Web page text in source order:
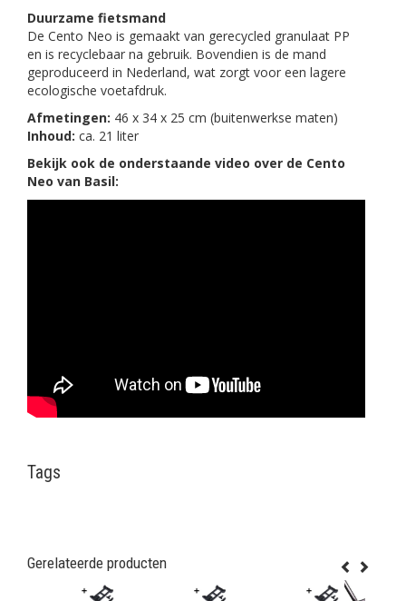
Duurzame fietsmand
De Cento Neo is gemaakt van gerecycled granulaat PP
en is recyclebaar na gebruik. Bovendien is de mand
geproduceerd in Nederland, wat zorgt voor een lagere
ecologische voetafdruk.
Afmetingen: 46 x 34 x 25 cm (buitenwerkse maten)
Inhoud: ca. 21 liter
Bekijk ook de onderstaande video over de Cento
Neo van Basil:
Tags
Gerelateerde producten